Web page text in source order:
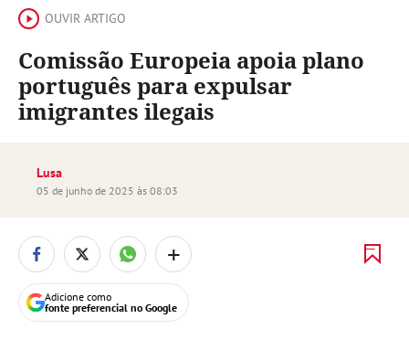
OUVIR ARTIGO
Comissão Europeia apoia plano
português para expulsar
imigrantes ilegais
Lusa
05 de junho de 2025 às 08:03
+
Adicione como
fonte preferencial no Google